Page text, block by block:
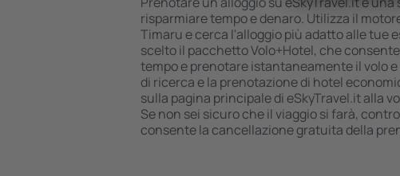
risparmiare tempo e denaro. Utilizza il
Timaru e cerca l'alloggio più adatto alle tue
scelto il pacchetto Volo+Hotel, che
tempo e prenotare istantaneamente il volo e
di ricerca e la prenotazione di hotel
sulla pagina principale di eSkyTravel.it alla
Se non sei sicuro che il viaggio si farà,
consente la cancellazione gratuita della